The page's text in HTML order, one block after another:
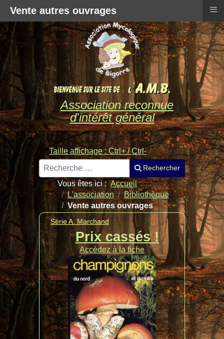
Association reconnue
d'intérêt général
Taille affichage : Ctrl+ / Ctrl-
Rechercher
Rechercher
Vous êtes ici :Accueil
L'association
Bibliothèque
Vente autres ouvrages
Série A. Marchand
Prix cassés !
Accédez à la fiche
Vente autres ouvrages ≡